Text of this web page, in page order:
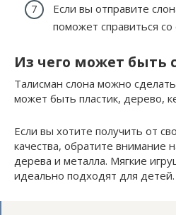
Если вы отправите
поможет справиться со
Из чего может быть
Талисман слона можно
может быть пластик, дерево,
Если вы хотите получить от
качества, обратите внимание
дерева и металла. Мягкие
идеально подходят для детей.